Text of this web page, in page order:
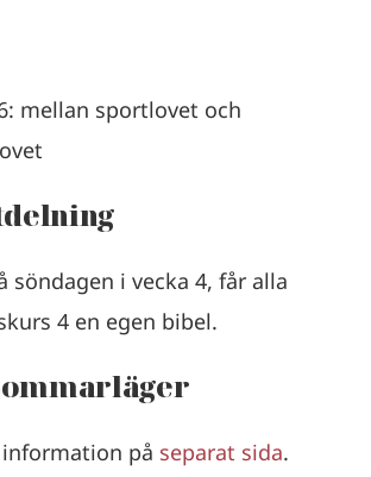
mellan sportlovet och
söndagen i vecka 4, får alla
4 en egen bibel.
på separat sida.